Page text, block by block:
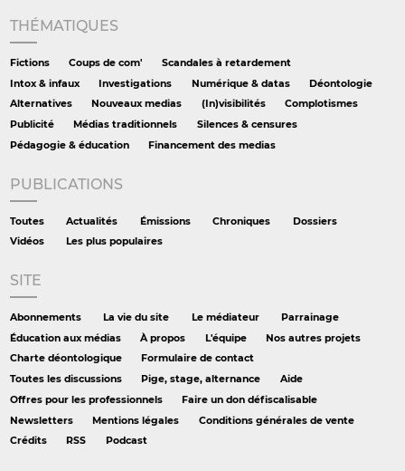
THÉMATIQUES
Fictions Coups de com'
Scandales à retardement
Intox & infaux
Investigations Numérique & datas
Déontologie
Alternatives
Nouveaux medias (In)visibilités
Complotismes
Publicité
Médias traditionnels
Silences & censures
Pédagogie & éducation
Financement des medias
PUBLICATIONS
Toutes Actualités Émissions Chroniques
Dossiers
Vidéos
Les plus populaires
SITE
Abonnements La vie du site Le médiateur
Parrainage
Éducation aux médias
À propos L'équipe
Nos autres projets
Charte déontologique
Formulaire de contact
Toutes les discussions
Pige, stage, alternance
Aide
Offres pour les professionnels
Faire un don défiscalisable
Newsletters
Mentions légales
Conditions générales de vente
Crédits
RSS Podcast